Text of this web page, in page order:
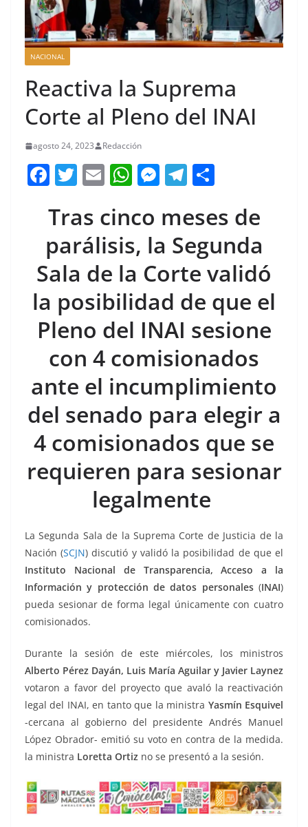
NACIONAL
Reactiva la Suprema
Corte al Pleno del INAI
agosto 24, 2023 Redacción
F
c
e
b
o
o
k
T
itt
er
E
ai
l
W
at
s
A
p
p
M
ss
e
n
g
er
T
e
gr
a
m
m
p
ar
tir
Tras cinco meses de
parálisis, la Segunda
Sala de la Corte validó
la posibilidad de que el
Pleno del INAI sesione
con 4 comisionados
ante el incumplimiento
del senado para elegir a
4 comisionados que se
requieren para sesionar
legalmente
La Segunda Sala de la Suprema Corte de Justicia de la
Nación (SCJN) discutió y validó la posibilidad de que el
Instituto Nacional de Transparencia, Acceso a la
Información y protección de datos personales(INAI)
pueda sesionar de forma legal únicamente con cuatro
comisionados.
Durante la sesión de este miércoles, los ministros
Alberto Pérez Dayán, Luis María Aguilar y Javier Laynez
votaron a favor del proyecto que avaló la reactivación
legal del INAI, en tanto que la ministra Yasmín Esquivel
-cercana al gobierno del presidente Andrés Manuel
López Obrador- emitió su voto en contra de la medida.
la ministra Loretta Ortiz no se presentó a la sesión.